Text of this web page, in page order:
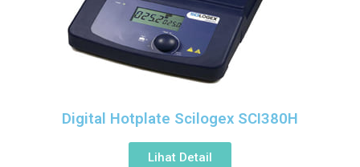
Digital Hotplate Scilogex SCI380H
Lihat Detail